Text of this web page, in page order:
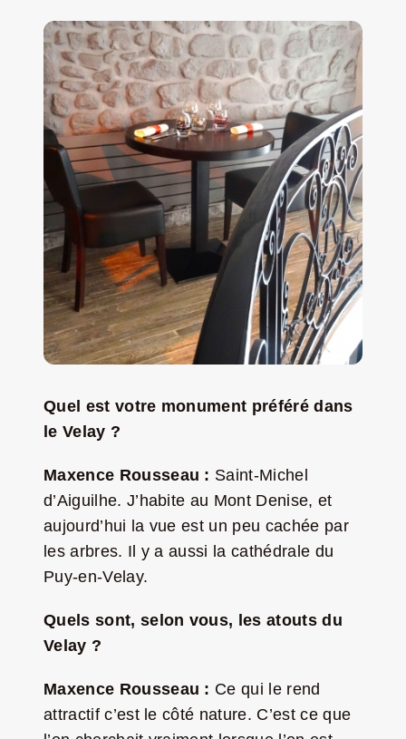
Quel est votre monument préféré dans
le Velay ?
Maxence Rousseau : Saint-Michel
d’Aiguilhe. J’habite au Mont Denise, et
aujourd’hui la vue est un peu cachée par
les arbres. Il y a aussi la cathédrale du
Puy-en-Velay.
Quels sont, selon vous, les atouts du
Velay ?
Maxence Rousseau : Ce qui le rend
attractif c’est le côté nature. C’est ce que